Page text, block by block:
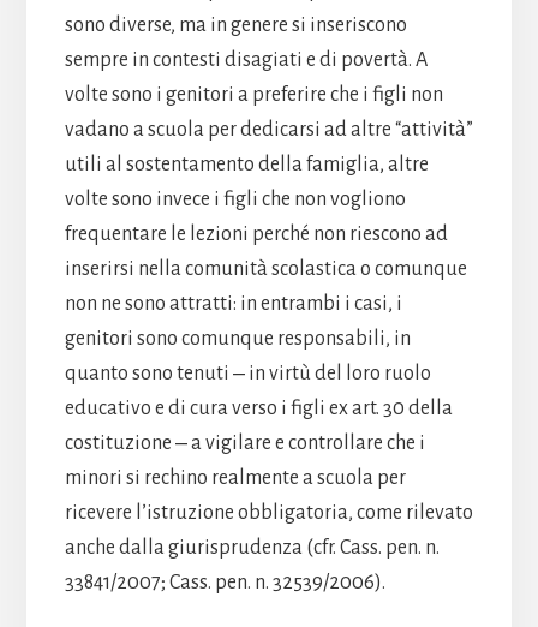
sono diverse, ma in genere si inseriscono
sempre in contesti disagiati e di povertà. A
volte sono i genitori a preferire che i figli non
vadano a scuola per dedicarsi ad altre “attività”
utili al sostentamento della famiglia, altre
volte sono invece i figli che non vogliono
frequentare le lezioni perché non riescono ad
inserirsi nella comunità scolastica o comunque
non ne sono attratti: in entrambi i casi, i
genitori sono comunque responsabili, in
quanto sono tenuti ‒ in virtù del loro ruolo
educativo e di cura verso i figli ex art. 30 della
costituzione ‒ a vigilare e controllare che i
minori si rechino realmente a scuola per
ricevere l’istruzione obbligatoria, come rilevato
anche dalla giurisprudenza (cfr. Cass. pen. n.
33841/2007; Cass. pen. n. 32539/2006).